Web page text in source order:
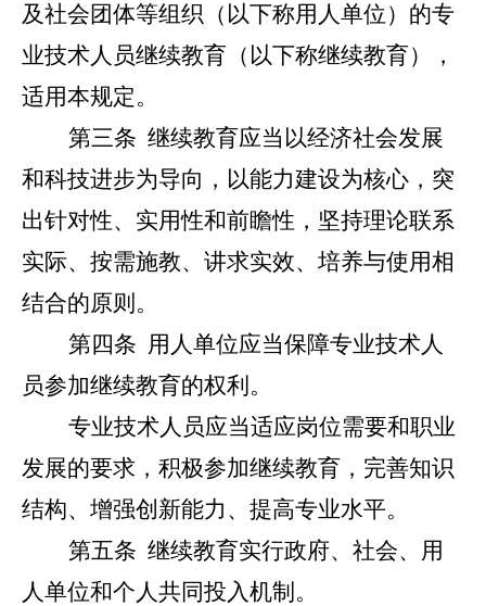
及社会团体等组织（以下称用人单位）的专
业技术人员继续教育（以下称继续教育），
适用本规定。
第三条 继续教育应当以经济社会发展
和科技进步为导向，以能力建设为核心，突
出针对性、实用性和前瞻性，坚持理论联系
实际、按需施教、讲求实效、培养与使用相
结合的原则。
第四条 用人单位应当保障专业技术人
员参加继续教育的权利。
专业技术人员应当适应岗位需要和职业
发展的要求，积极参加继续教育，完善知识
结构、增强创新能力、提高专业水平。
第五条 继续教育实行政府、社会、用
人单位和个人共同投入机制。